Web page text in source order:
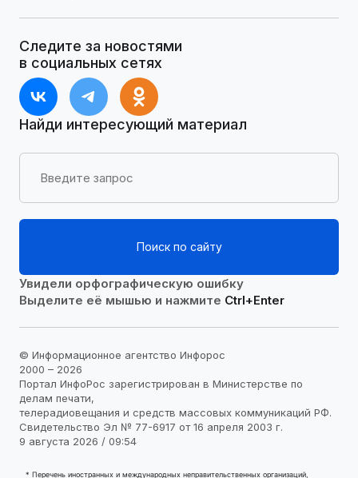
Следите за новостями
в социальных сетях
Найди интересующий материал
Поиск по сайту
Увидели орфографическую ошибку
Выделите её мышью и нажмите Ctrl+Enter
© Информационное агентство Инфорос
2000 – 2026
Портал ИнфоРос зарегистрирован в Министерстве по
делам печати,
телерадиовещания и средств массовых коммуникаций РФ.
Свидетельство Эл № 77-6917 от 16 апреля 2003 г.
9 августа 2026 / 09:54